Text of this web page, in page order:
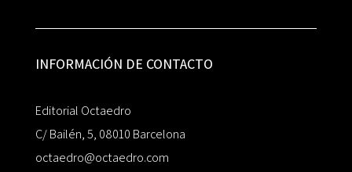
INFORMACIÓN DE CONTACTO
Editorial Octaedro
C/ Bailén, 5, 08010 Barcelona
octaedro@octaedro.com